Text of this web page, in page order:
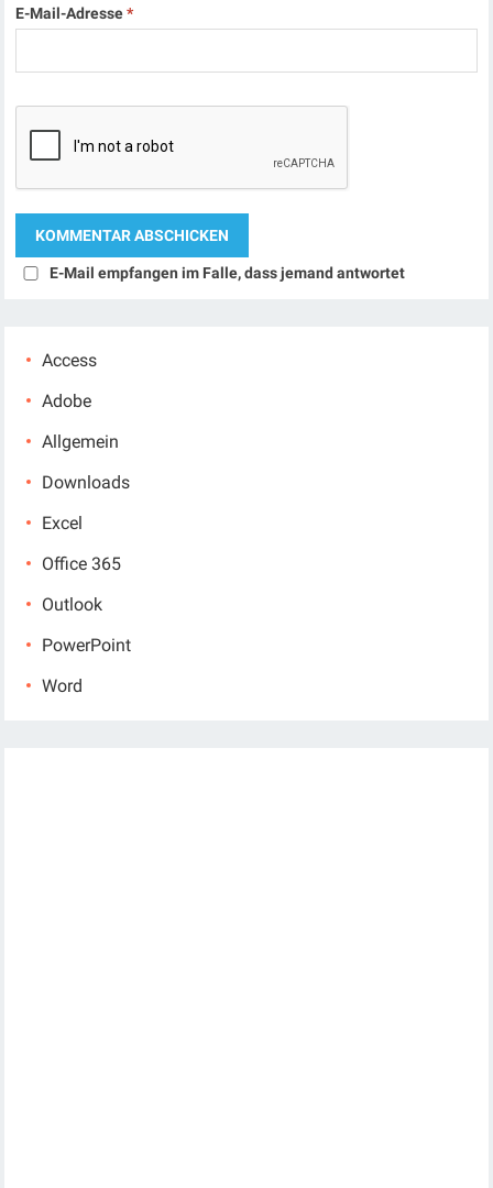
E-Mail-Adresse*
E-Mail empfangen im Falle, dass jemand antwortet
Access
Adobe
Allgemein
Downloads
Excel
Office 365
Outlook
PowerPoint
Word